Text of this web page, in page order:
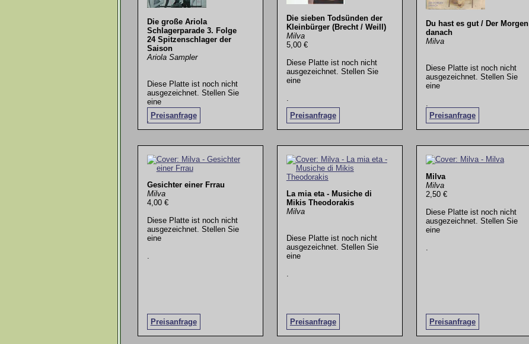
Die große Ariola
Schlagerparade 3. Folge
24 Spitzenschlager der
Saison
Ariola Sampler
Diese Platte ist noch nicht
ausgezeichnet. Stellen Sie
eine
Preisanfrage
Die sieben Todsünden der
Kleinbürger (Brecht / Weill)
Milva
5,00 €
Diese Platte ist noch nicht
ausgezeichnet. Stellen Sie
eine
Preisanfrage
Du hast es gut / Der Morgen
danach
Milva
Diese Platte ist noch nicht
ausgezeichnet. Stellen Sie
eine
Preisanfrage
Gesichter einer Frrau
Milva
4,00 €
Diese Platte ist noch nicht
ausgezeichnet. Stellen Sie
eine
Preisanfrage
La mia eta - Musiche di
Mikis Theodorakis
Milva
Diese Platte ist noch nicht
ausgezeichnet. Stellen Sie
eine
Preisanfrage
Milva
Milva
2,50 €
Diese Platte ist noch nicht
ausgezeichnet. Stellen Sie
eine
Preisanfrage